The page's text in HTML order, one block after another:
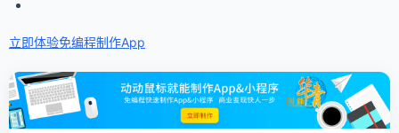
立即体验免编程制作App